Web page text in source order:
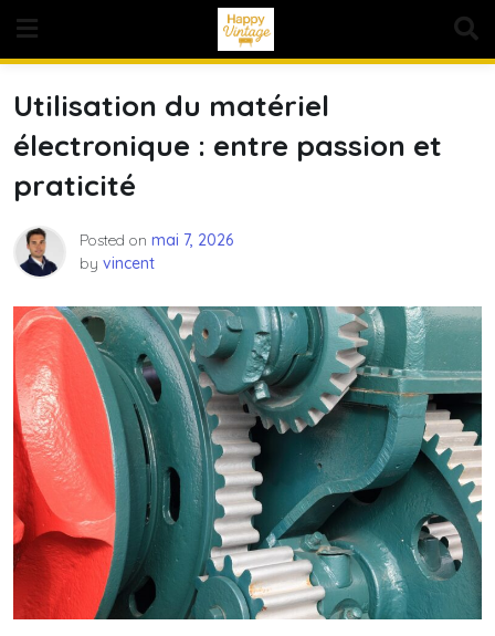
content
Utilisation du matériel
électronique : entre passion et
praticité
Posted on mai 7, 2026
by vincent